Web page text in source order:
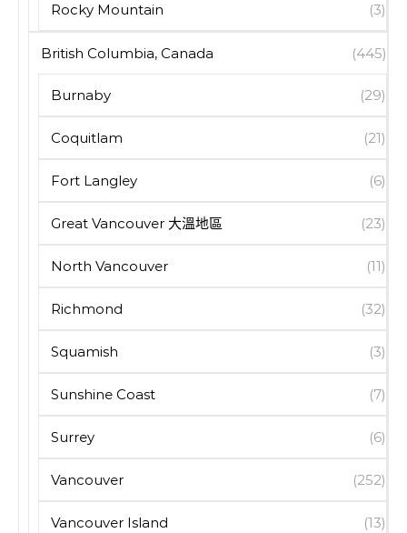
Rocky Mountain (3)
British Columbia, Canada (445)
Burnaby (29)
Coquitlam (21)
Fort Langley (6)
Great Vancouver 大溫地區 (23)
North Vancouver (11)
Richmond (32)
Squamish (3)
Sunshine Coast (7)
Surrey (6)
Vancouver (252)
Vancouver Island (13)